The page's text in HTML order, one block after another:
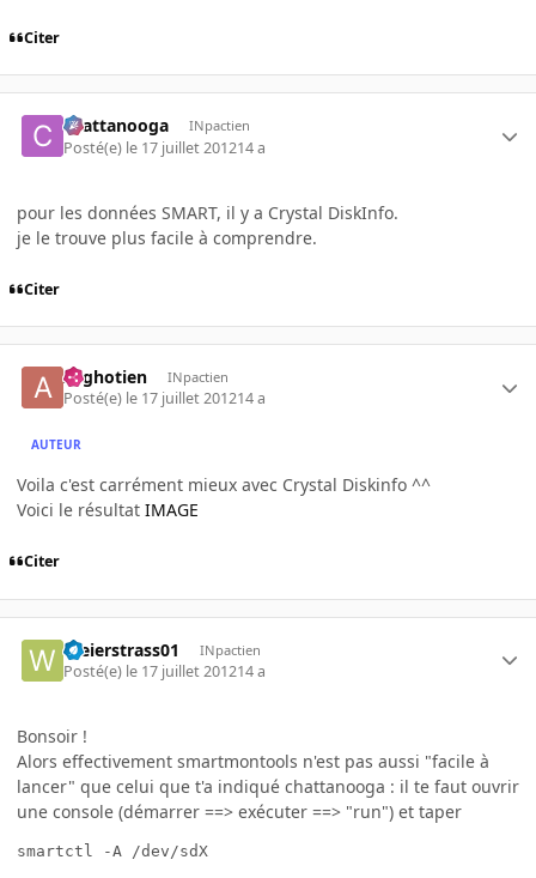
Citer
chattanooga INpactien
Posté(e) le 17 juillet 201214 a
pour les données SMART, il y a Crystal DiskInfo.
je le trouve plus facile à comprendre.
Citer
Arghotien INpactien
Posté(e) le 17 juillet 201214 a
AUTEUR
Voila c'est carrément mieux avec Crystal Diskinfo ^^
Voici le résultat IMAGE
Citer
Weierstrass01 INpactien
Posté(e) le 17 juillet 201214 a
Bonsoir !
Alors effectivement smartmontools n'est pas aussi "facile à
lancer" que celui que t'a indiqué chattanooga : il te faut ouvrir
une console (démarrer ==> exécuter ==> "run") et taper
smartctl -A /dev/sdX